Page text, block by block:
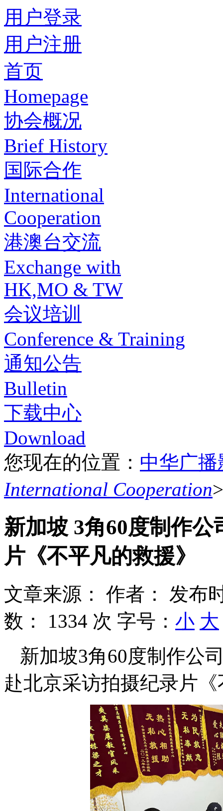
用户登录
用户注册
首页
Homepage
协会概况
Brief History
国际合作
International
Cooperation
港澳台交流
Exchange with
HK,MO & TW
会议培训
Conference & Training
通知公告
Bulletin
下载中心
Download
您现在的位置： 中华广
International Cooperation
新加坡 3角60度制作
片《不平凡的救援》
文章来源： 作者：
发布
数： 1334 次 字号： 小 大
新加坡3角60度制作公
赴北京采访拍摄纪录片